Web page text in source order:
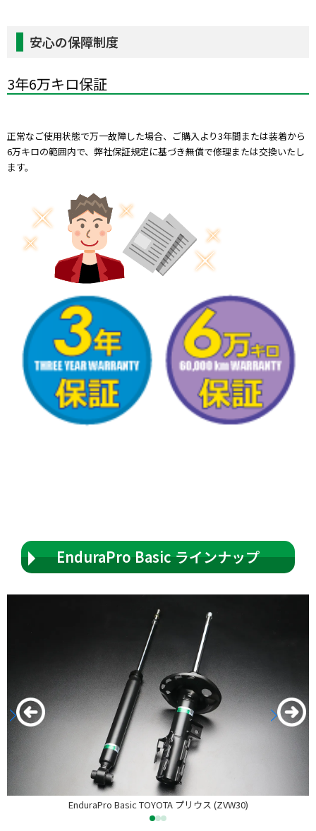
安心の保障制度
3年6万キロ保証
正常なご使用状態で万一故障した場合、ご購入より3年間または装着から
6万キロの範囲内で、弊社保証規定に基づき無償で修理または交換いたし
ます。
EnduraPro Basic ラインナップ
EnduraPro Basic TOYOTA プリウス (ZVW30)